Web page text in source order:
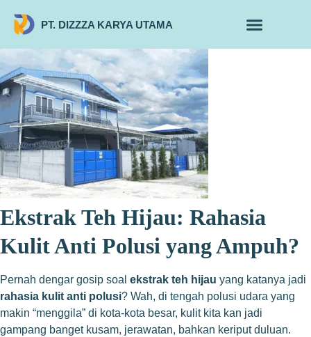
PT. DIZZZA KARYA UTAMA
Ekstrak Teh Hijau: Rahasia
Kulit Anti Polusi yang Ampuh?
Pernah dengar gosip soal ekstrak teh hijau yang katanya jadi
rahasia kulit anti polusi? Wah, di tengah polusi udara yang
makin “menggila” di kota-kota besar, kulit kita kan jadi
gampang banget kusam, jerawatan, bahkan keriput duluan.